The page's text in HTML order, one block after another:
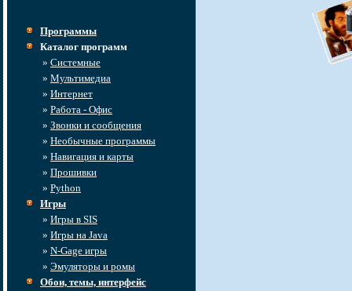
Программы
Каталог программ
» Системные
» Мультимедиа
» Интернет
» Работа - Офис
» Звонки и сообщения
» Необычные программы
» Навигация и карты
» Прошивки
» Python
Игры
» Игры в SIS
» Игры на Java
» N-Gage игры
» Эмуляторы и ромы
Обои, темы, интерфейс